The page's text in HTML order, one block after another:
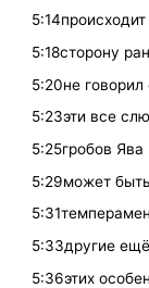
5:18сторону
5:20не
5:23эти все слю
5:25гробов Ява
5:29может
5:33другие
5:36этих